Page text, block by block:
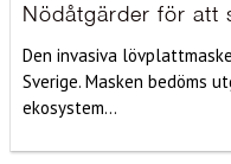
Nödåtgärder för att
Den invasiva
Sverige. Masken bedöms
ekosystem...